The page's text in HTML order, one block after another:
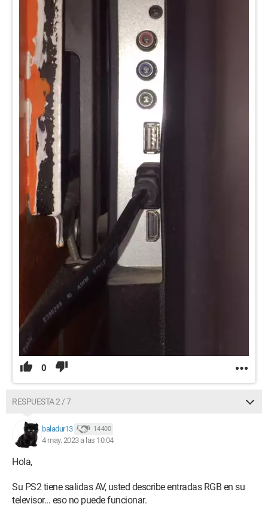
0
RESPUESTA 2 / 7
baladur13 14 400
4 may. 2023 a las 10:04
Hola,
Su PS2 tiene salidas AV, usted describe entradas RGB en su
televisor... eso no puede funcionar.